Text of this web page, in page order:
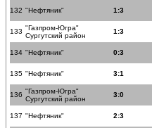
132 "Нефтяник" 1:3
133 "Газпром-Югра"
Сургутский район
1:3
134 "Нефтяник" 0:3
135 "Нефтяник" 3:1
136 "Газпром-Югра"
Сургутский район
3:0
137 "Нефтяник" 2:3